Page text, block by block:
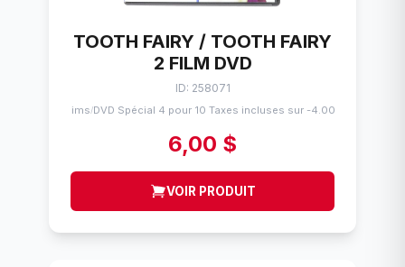
TOOTH FAIRY / TOOTH FAIRY
2 FILM DVD
ID: 258071
Flims/DVD Spécial 4 pour 10 Taxes incluses sur -4.00$
6,00 $
VOIR PRODUIT